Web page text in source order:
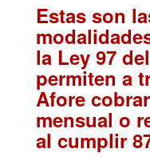
Estas son
la Ley 97
permiten a
Afore
mensual o
al cumplir